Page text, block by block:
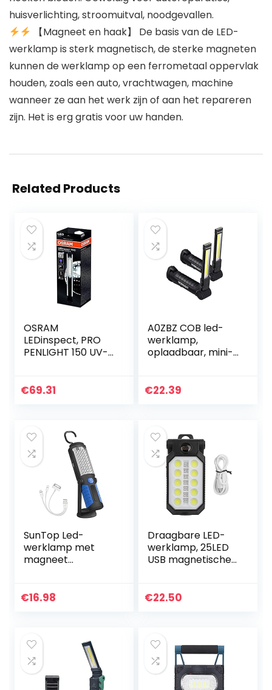
huisverlichting, stroomuitval, noodgevallen.
【Magneet en haak】 De basis van de LED-
werklamp is sterk magnetisch, de sterke magneten
kunnen de werklamp op een ferrometaal oppervlak
houden, zoals een auto, vrachtwagen, machine
wanneer ze aan het werk zijn of aan het repareren
zijn. Het is erg gratis voor uw handen.
Related Products
OSRAM
LEDinspect, PRO
PENLIGHT 150 UV-
werkplaatslamp,
€69.31
A0ZBZ COB led-
werklamp,
oplaadbaar, mini-
haak, led-zaklamp
€22.39
SunTop Led-
werklamp met
magneet
werkplaatslamp,
voor auto,
reparatie…
€16.98
Draagbare LED-
werklamp, 25LED
USB magnetische
g Inspectielamp
€22.50